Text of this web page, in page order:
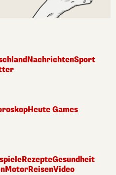
NachrichtenSport
Heute Games
RezepteGesundheit
MotorReisenVideo